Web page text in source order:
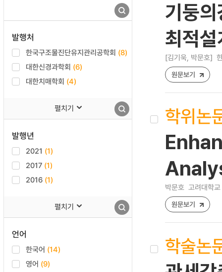
발행처
한국구조물진단유지관리공학회 (8)
대한신경과학회 (6)
대한치매학회 (4)
펼치기
발행년
2021 (1)
2017 (1)
2016 (1)
펼치기
언어
한국어 (14)
영어 (9)
기둥
최적설
[김기욱, 박문호]
원문보기
학위논
박문호 고려대학
원문보기
학술논